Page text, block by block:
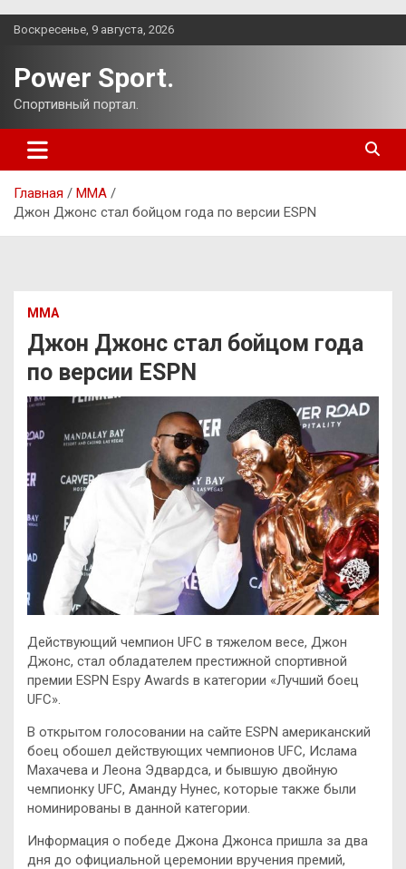
Перейти
Воскресенье, 9 августа, 2026
Power Sport.
Спортивный портал.
Главная
ММА
Джон Джонс стал бойцом года по версии ESPN
ММА
Джон Джонс стал бойцом года
по версии ESPN
Действующий чемпион UFC в тяжелом весе, Джон
Джонс, стал обладателем престижной спортивной
премии ESPN Espy Awards в категории «Лучший боец
UFC».
В открытом голосовании на сайте ESPN американский
боец обошел действующих чемпионов UFC, Ислама
Махачева и Леона Эдвардса, и бывшую двойную
чемпионку UFC, Аманду Нунес, которые также были
номинированы в данной категории.
Информация о победе Джона Джонса пришла за два
дня до официальной церемонии вручения премий,